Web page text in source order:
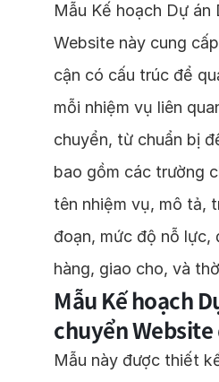
Mẫu Kế hoạch Dự án
Website này cung
cận có cấu trúc để
mỗi nhiệm vụ liên
chuyển, từ chuẩn bị
bao gồm các trường
tên nhiệm vụ, mô tả,
đoạn, mức độ nỗ lực,
hàng, giao cho, và
Mẫu Kế hoạch
chuyển Website
Mẫu này được thiết